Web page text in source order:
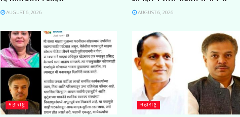
AUGUST 6, 2026 AUGUST 6, 2026
महाराष्ट्र महाराष्ट्र